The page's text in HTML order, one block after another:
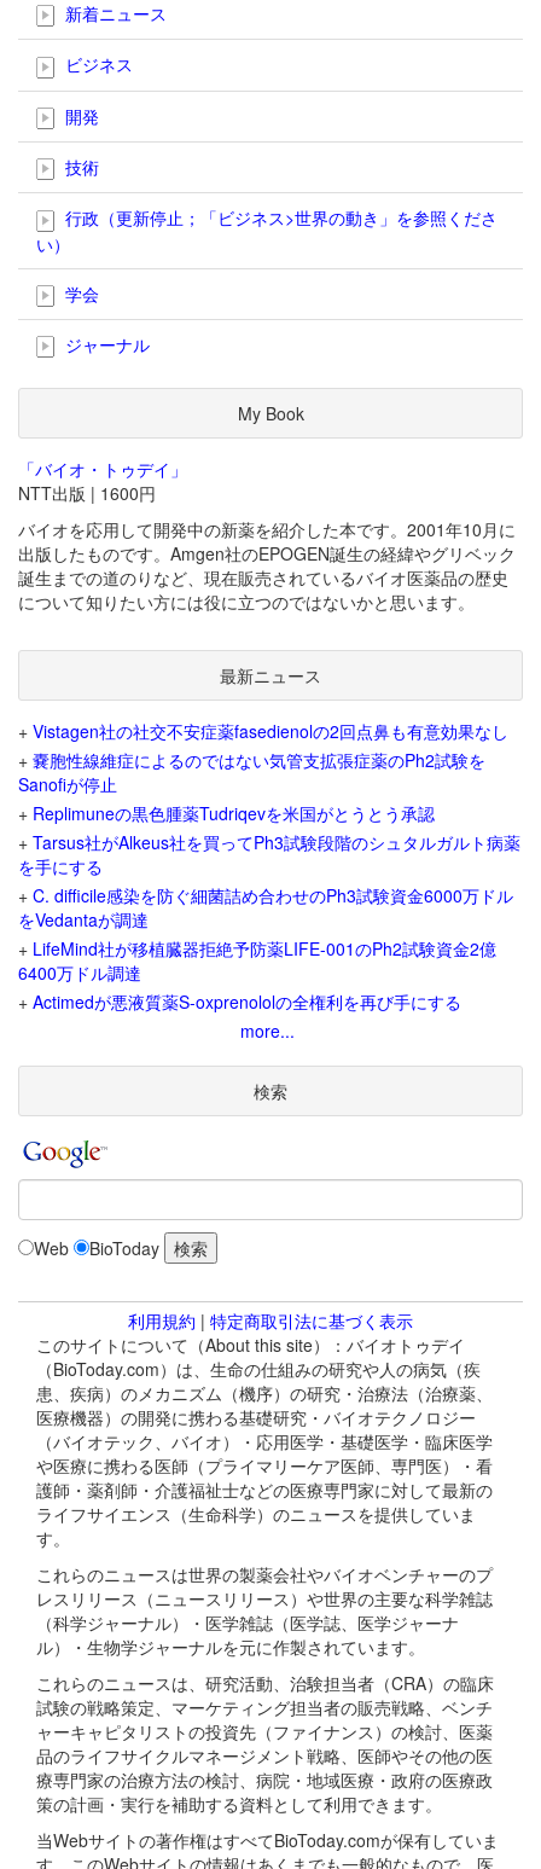
新着ニュース
ビジネス
開発
技術
行政（更新停止；「ビジネス>世界の動き」を参照くださ
い）
学会
ジャーナル
My Book
「バイオ・トゥデイ」
NTT出版 | 1600円
バイオを応用して開発中の新薬を紹介した本です。2001年10月に
出版したものです。Amgen社のEPOGEN誕生の経緯やグリベック
誕生までの道のりなど、現在販売されているバイオ医薬品の歴史
について知りたい方には役に立つのではないかと思います。
最新ニュース
+ Vistagen社の社交不安症薬fasedienolの2回点鼻も有意効果なし
+ 嚢胞性線維症によるのではない気管支拡張症薬のPh2試験を
Sanofiが停止
+ Replimuneの黒色腫薬Tudriqevを米国がとうとう承認
+ Tarsus社がAlkeus社を買ってPh3試験段階のシュタルガルト病薬
を手にする
+ C. difficile感染を防ぐ細菌詰め合わせのPh3試験資金6000万ドル
をVedantaが調達
+ LifeMind社が移植臓器拒絶予防薬LIFE-001のPh2試験資金2億
6400万ドル調達
+ Actimedが悪液質薬S-oxprenololの全権利を再び手にする
more...
検索
Web BioToday
利用規約 | 特定商取引法に基づく表示
このサイトについて（About this site）：バイオトゥデイ
（BioToday.com）は、生命の仕組みの研究や人の病気（疾
患、疾病）のメカニズム（機序）の研究・治療法（治療薬、
医療機器）の開発に携わる基礎研究・バイオテクノロジー
（バイオテック、バイオ）・応用医学・基礎医学・臨床医学
や医療に携わる医師（プライマリーケア医師、専門医）・看
護師・薬剤師・介護福祉士などの医療専門家に対して最新の
ライフサイエンス（生命科学）のニュースを提供していま
す。
これらのニュースは世界の製薬会社やバイオベンチャーのプ
レスリリース（ニュースリリース）や世界の主要な科学雑誌
（科学ジャーナル）・医学雑誌（医学誌、医学ジャーナ
ル）・生物学ジャーナルを元に作製されています。
これらのニュースは、研究活動、治験担当者（CRA）の臨床
試験の戦略策定、マーケティング担当者の販売戦略、ベンチ
ャーキャピタリストの投資先（ファイナンス）の検討、医薬
品のライフサイクルマネージメント戦略、医師やその他の医
療専門家の治療方法の検討、病院・地域医療・政府の医療政
策の計画・実行を補助する資料として利用できます。
当Webサイトの著作権はすべてBioToday.comが保有していま